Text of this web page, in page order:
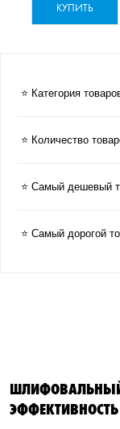
КУПИТЬ
⭐ Категория
⭐ Количество
⭐ Самый дешевый
⭐ Самый дорогой
ШЛИФОВАЛЬНЫЙ
ЭФФЕКТИВНОСТЬ